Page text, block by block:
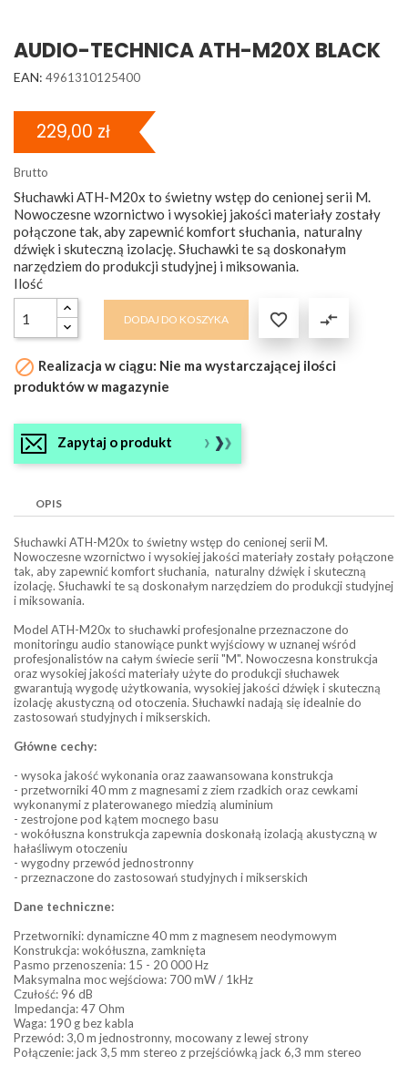
AUDIO-TECHNICA ATH-M20X BLACK
EAN: 4961310125400
229,00 zł
Brutto
Słuchawki ATH-M20x to świetny wstęp do cenionej serii M.
Nowoczesne wzornictwo i wysokiej jakości materiały zostały
połączone tak, aby zapewnić komfort słuchania, naturalny
dźwięk i skuteczną izolację. Słuchawki te są doskonałym
narzędziem do produkcji studyjnej i miksowania.
Ilość
DODAJ DO KOSZYKA  compare_arrows
 Realizacja w ciągu: Nie ma wystarczającej ilości
produktów w magazynie
Zapytaj o produkt
OPIS
Słuchawki ATH-M20x to świetny wstęp do cenionej serii M.
Nowoczesne wzornictwo i wysokiej jakości materiały zostały połączone
tak, aby zapewnić komfort słuchania, naturalny dźwięk i skuteczną
izolację. Słuchawki te są doskonałym narzędziem do produkcji studyjnej
i miksowania.
Model ATH-M20x to słuchawki profesjonalne przeznaczone do
monitoringu audio stanowiące punkt wyjściowy w uznanej wśród
profesjonalistów na całym świecie serii "M". Nowoczesna konstrukcja
oraz wysokiej jakości materiały użyte do produkcji słuchawek
gwarantują wygodę użytkowania, wysokiej jakości dźwięk i skuteczną
izolację akustyczną od otoczenia. Słuchawki nadają się idealnie do
zastosowań studyjnych i mikserskich.
Główne cechy:
- wysoka jakość wykonania oraz zaawansowana konstrukcja
- przetworniki 40 mm z magnesami z ziem rzadkich oraz cewkami
wykonanymi z platerowanego miedzią aluminium
- zestrojone pod kątem mocnego basu
- wokółuszna konstrukcja zapewnia doskonałą izolacją akustyczną w
hałaśliwym otoczeniu
- wygodny przewód jednostronny
- przeznaczone do zastosowań studyjnych i mikserskich
Dane techniczne:
Przetworniki: dynamiczne 40 mm z magnesem neodymowym
Konstrukcja: wokółuszna, zamknięta
Pasmo przenoszenia: 15 - 20 000 Hz
Maksymalna moc wejściowa: 700 mW / 1kHz
Czułość: 96 dB
Impedancja: 47 Ohm
Waga: 190 g bez kabla
Przewód: 3,0 m jednostronny, mocowany z lewej strony
Połączenie: jack 3,5 mm stereo z przejściówką jack 6,3 mm stereo